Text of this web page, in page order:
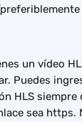
un vídeo
Puedes
HLS siempre
sea https.